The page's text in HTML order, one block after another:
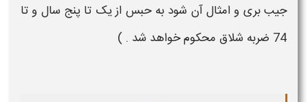
جیب بری و امثال آن شود به حبس از یک تا پنج سال و تا
74 ضربه شلاق محکوم خواهد شد . )